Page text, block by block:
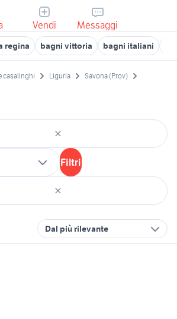
Vendi Messaggi
regina bagni vittoria bagni italiani
casalinghi Liguria
Savona (Prov)
Filtri
Dal più rilevante